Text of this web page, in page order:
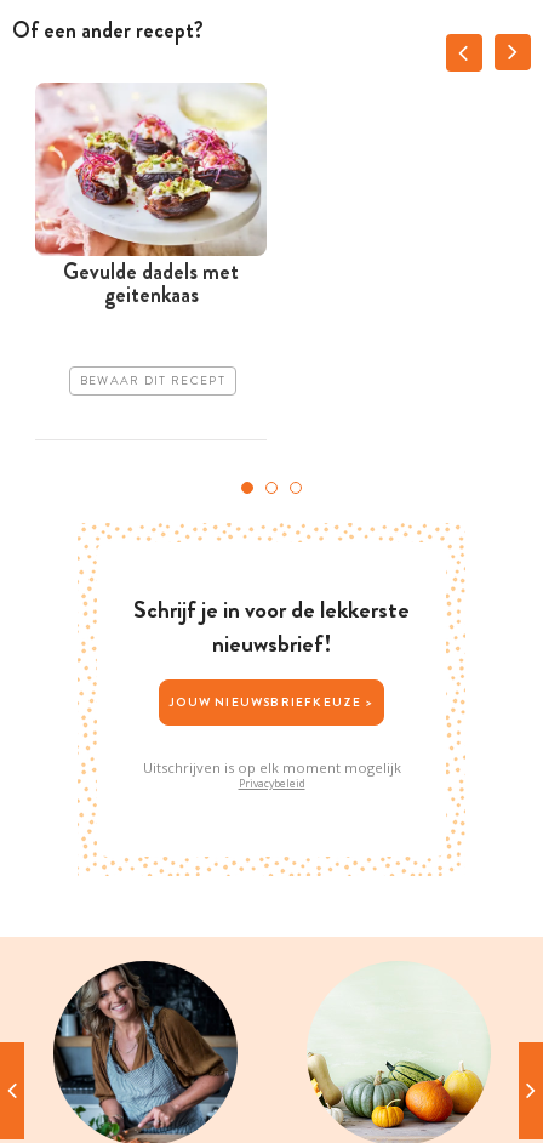
Of een ander recept?
Gevulde dadels met
geitenkaas
BEWAAR DIT RECEPT
Schrijf je in voor de lekkerste
nieuwsbrief!
JOUW NIEUWSBRIEFKEUZE >
Uitschrijven is op elk moment mogelijk
Privacybeleid